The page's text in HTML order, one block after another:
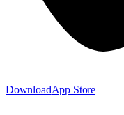
DownloadApp Store